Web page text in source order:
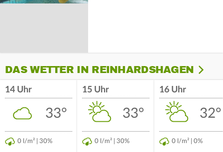
DAS WETTER IN REINHARDSHAGEN
14 Uhr
33°
0 l/m² | 30%
15 Uhr
33°
0 l/m² | 30%
16 Uhr
32°
0 l/m² | 0%